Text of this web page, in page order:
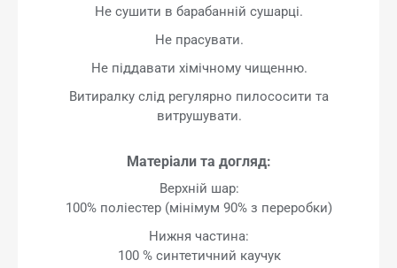
Не сушити в барабанній сушарці.
Не прасувати.
Не піддавати хімічному чищенню.
Витиралку слід регулярно пилососити та
витрушувати.
Матеріали та догляд:
Верхній шар:
100% поліестер (мінімум 90% з переробки)
Нижня частина:
100 % синтетичний каучук